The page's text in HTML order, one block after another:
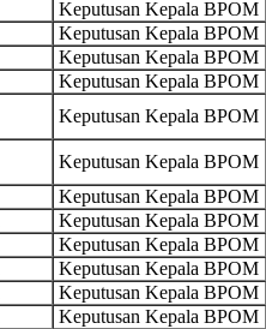
Keputusan Kepala BPOM
Keputusan Kepala BPOM
Keputusan Kepala BPOM
Keputusan Kepala BPOM
Keputusan Kepala BPOM
Keputusan Kepala BPOM
Keputusan Kepala BPOM
Keputusan Kepala BPOM
Keputusan Kepala BPOM
Keputusan Kepala BPOM
Keputusan Kepala BPOM
Keputusan Kepala BPOM